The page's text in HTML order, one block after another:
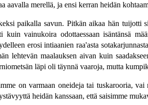
aavalla merellä, ja ensi kerran heidän
paikalla savun. Pitkän aikaa hän tuijotti
vainukoira odottaessaan isäntänsä
erosi intiaanien raa'asta
lehtevän maalauksen aivan kuin
läpi oli täynnä vaaroja, mutta
on varmaan oneideja tai tuskarooria,
heidän kanssaan, että saisimme